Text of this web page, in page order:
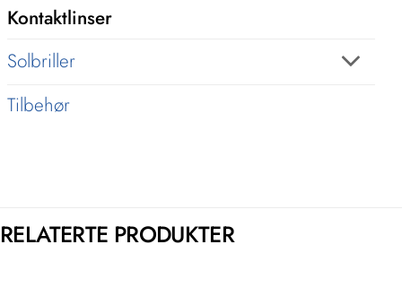
Kontaktlinser
Solbriller
Tilbehør
RELATERTE PRODUKTER